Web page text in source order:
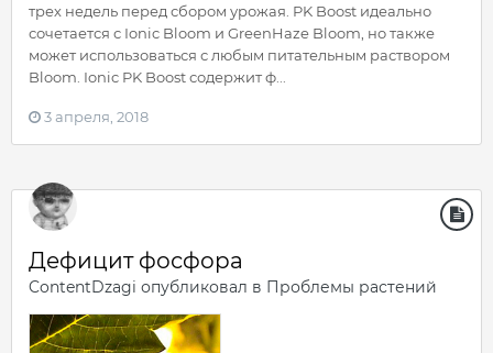
трех недель перед сбором урожая. PK Boost идеально
сочетается с Ionic Bloom и GreenHaze Bloom, но также
может использоваться с любым питательным раствором
Bloom. Ionic PK Boost содержит ф...
3 апреля, 2018
Дефицит фосфора
ContentDzagi опубликовал в Проблемы растений